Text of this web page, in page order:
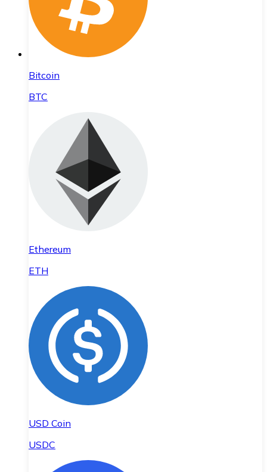
Bitcoin
BTC
Ethereum
ETH
USD Coin
USDC